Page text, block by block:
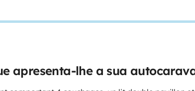
apresenta-lhe a sua